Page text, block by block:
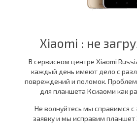
Xiaomi : не
В сервисном центре Xiaomi
каждый день имеют дело с
повреждений и поломок.
для планшета Ксиаоми как
Не волнуйтесь мы справимся с
заявку и мы исправим планшет